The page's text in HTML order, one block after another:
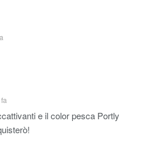
e il color pesca Portly